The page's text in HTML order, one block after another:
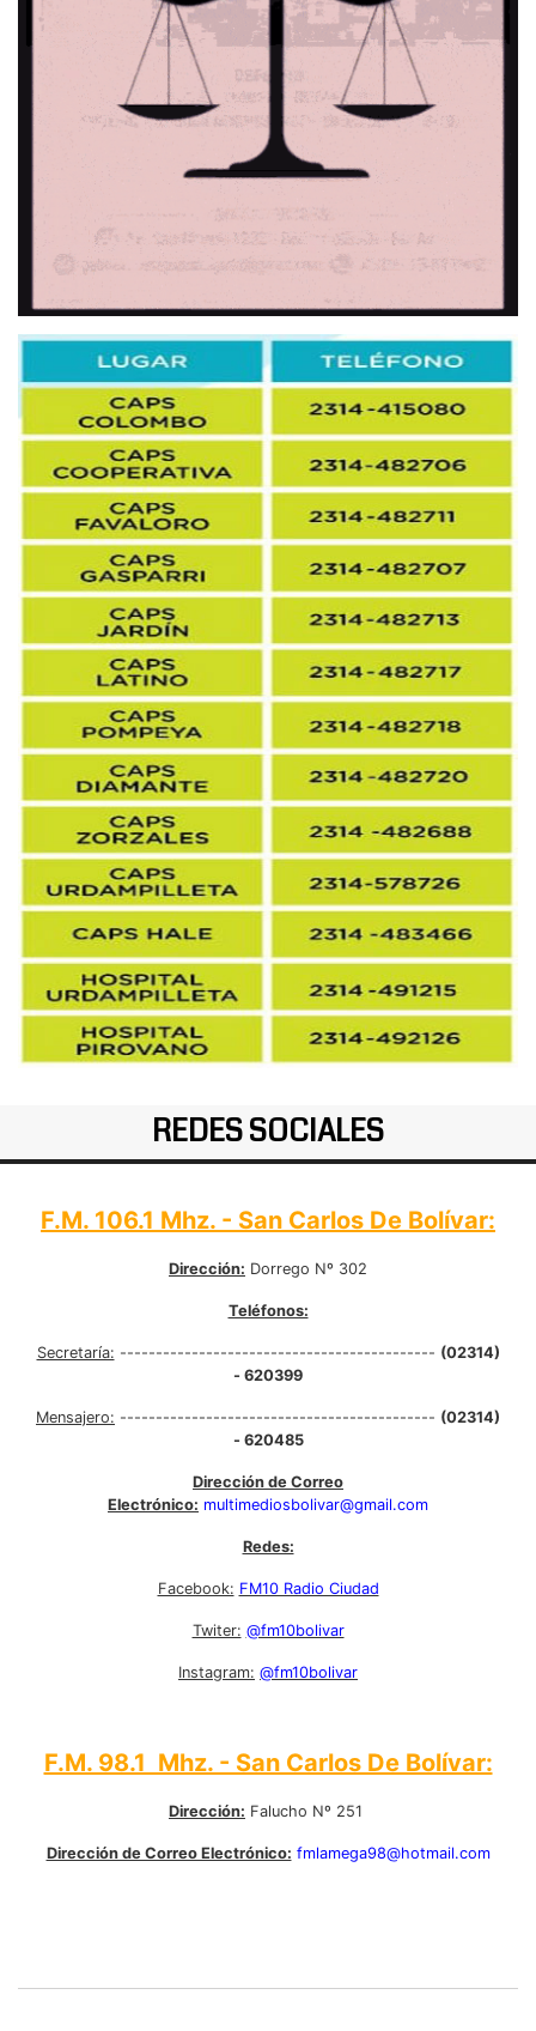
REDES SOCIALES
F.M. 106.1 Mhz. - San Carlos De Bolívar:
Dirección: Dorrego Nº 302
Teléfonos:
Secretaría: -------------------------------------------- (02314)
- 620399
Mensajero: -------------------------------------------- (02314)
- 620485
Dirección de Correo
Electrónico: multimediosbolivar@gmail.com
Redes:
Facebook: FM10 Radio Ciudad
Twiter: @fm10bolivar
Instagram: @fm10bolivar
F.M. 98.1 Mhz. - San Carlos De Bolívar:
Dirección: Falucho Nº 251
Dirección de Correo Electrónico: fmlamega98@hotmail.com